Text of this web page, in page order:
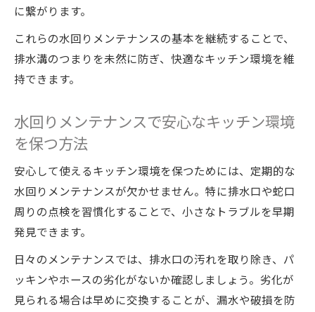
スの基本
費用目安も分かるキッチンのトラブル対策ガイ
ド
水回りメンテナンスが費用削減に役立つ理
トラブルの費用比較と水回りメンテナンス
の効果
業者費用の相場と水回りメンテナンスの優
自力修理の材料費と水回りメンテナンスの
バランス
ント
に繋がります。
これらの水回りメンテナンスの基本を継続することで、
排水溝のつまりを未然に防ぎ、快適なキッチン環境を維
持できます。
水回りメンテナンスで安心なキッチン環境
を保つ方法
安心して使えるキッチン環境を保つためには、定期的な
水回りメンテナンスが欠かせません。特に排水口や蛇口
周りの点検を習慣化することで、小さなトラブルを早期
発見できます。
日々のメンテナンスでは、排水口の汚れを取り除き、パ
ッキンやホースの劣化がないか確認しましょう。劣化が
見られる場合は早めに交換することが、漏水や破損を防